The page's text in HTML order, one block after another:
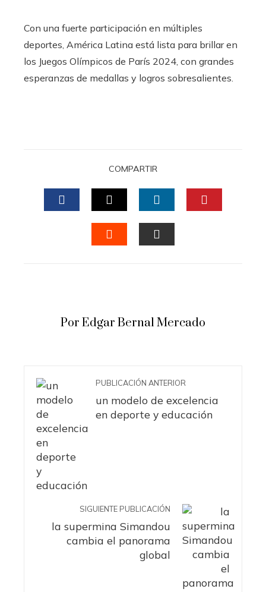
Con una fuerte participación en múltiples
deportes, América Latina está lista para brillar en
los Juegos Olímpicos de París 2024, con grandes
esperanzas de medallas y logros sobresalientes.
COMPARTIR
FACEBOOKTWITTERLINKEDIN
Por Edgar Bernal Mercado
PUBLICACIÓN ANTERIOR
un modelo de excelencia
en deporte y educación
SIGUIENTE PUBLICACIÓN
la supermina Simandou
cambia el panorama
global